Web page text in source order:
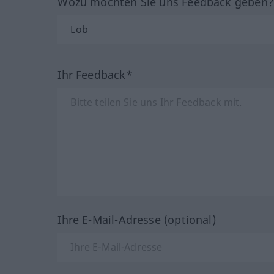
Ihr Feedback*
Ihre E-Mail-Adresse (optional)